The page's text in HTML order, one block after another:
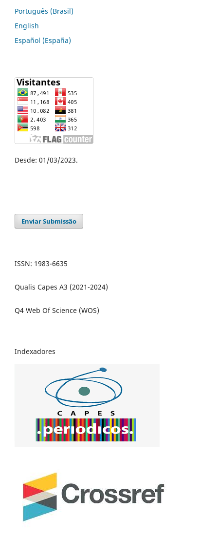
Português (Brasil)
English
Español (España)
Desde: 01/03/2023.
Enviar Submissão
ISSN: 1983-6635
Qualis Capes A3 (2021-2024)
Q4 Web Of Science (WOS)
Indexadores